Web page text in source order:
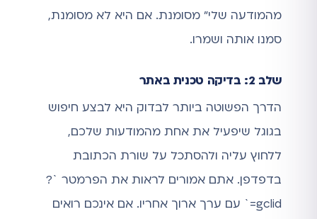
מהמודעה שלי" מסומנת. אם היא לא מסומנת,
סמנו אותה ושמרו.
שלב 2: בדיקה טכנית באתר
הדרך הפשוטה ביותר לבדוק היא לבצע חיפוש
בגוגל שיפעיל את אחת מהמודעות שלכם,
ללחוץ עליה ולהסתכל על שורת הכתובת
בדפדפן. אתם אמורים לראות את הפרמטר `?
gclid=` עם ערך ארוך אחריו. אם אינכם רואים